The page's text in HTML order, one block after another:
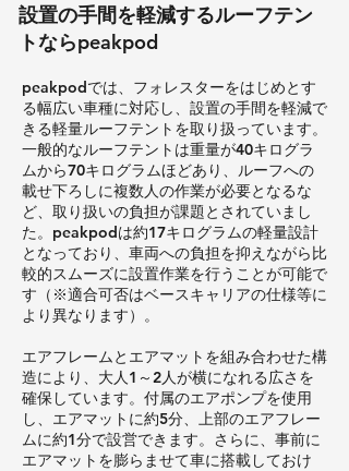
設置の手間を軽減するルーフテン
トならpeakpod
peakpodでは、フォレスターをはじめとす
る幅広い車種に対応し、設置の手間を軽減で
きる軽量ルーフテントを取り扱っています。
一般的なルーフテントは重量が40キログラ
ムから70キログラムほどあり、ルーフへの
載せ下ろしに複数人の作業が必要となるな
ど、取り扱いの負担が課題とされていまし
た。peakpodは約17キログラムの軽量設計
となっており、車両への負担を抑えながら比
較的スムーズに設置作業を行うことが可能で
す（※適合可否はベースキャリアの仕様等に
より異なります）。
エアフレームとエアマットを組み合わせた構
造により、大人1～2人が横になれる広さを
確保しています。付属のエアポンプを使用
し、エアマットに約5分、上部のエアフレー
ムに約1分で設営できます。さらに、事前に
エアマットを膨らませて車に搭載しておけ